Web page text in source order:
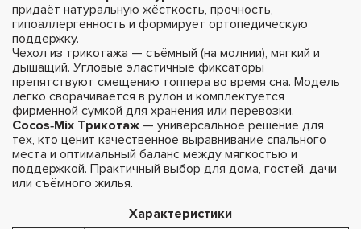
придаёт натуральную жёсткость, прочность,
гипоаллергенность и формирует ортопедическую
поддержку.
Чехол из трикотажа — съёмный (на молнии), мягкий и
дышащий. Угловые эластичные фиксаторы
препятствуют смещению топпера во время сна. Модель
легко сворачивается в рулон и комплектуется
фирменной сумкой для хранения или перевозки.
Cocos‑Mix Трикотаж — универсальное решение для
тех, кто ценит качественное выравнивание спального
места и оптимальный баланс между мягкостью и
поддержкой. Практичный выбор для дома, гостей, дачи
или съёмного жилья.
Характеристики